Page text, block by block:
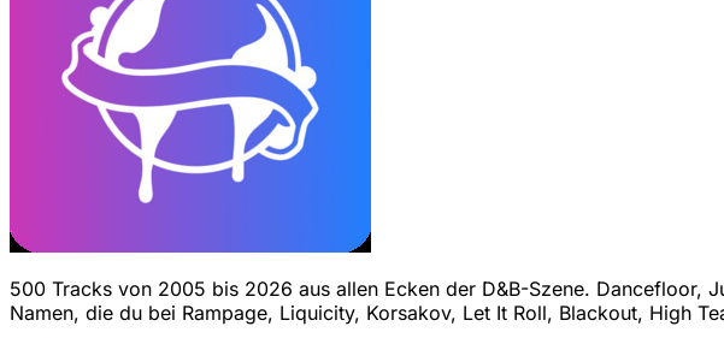
500 Tracks von 2005 bis 2026 aus allen Ecken der D&B-Szene. Dancefloor,
Namen, die du bei Rampage, Liquicity, Korsakov, Let It Roll, Blackout, High